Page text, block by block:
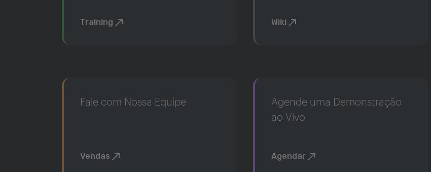
Training Wiki
Fale com Nossa Equipe
Vendas
Agende uma Demonstração
ao Vivo
Agendar